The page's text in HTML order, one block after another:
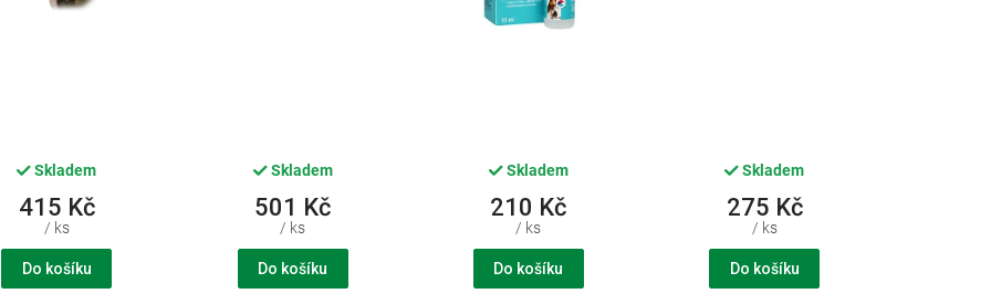
Skladem
415 Kč
/ ks
Do košíku
Skladem
501 Kč
/ ks
Do košíku
Skladem
210 Kč
/ ks
Do košíku
Skladem
275 Kč
/ ks
Do košíku